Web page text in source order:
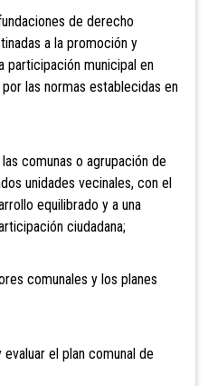
de derecho
a la promoción y
participación municipal en
las normas establecidas en
comunas o agrupación de
unidades vecinales, con el
equilibrado y a una
ipación ciudadana;
comunales y los planes
el plan comunal de